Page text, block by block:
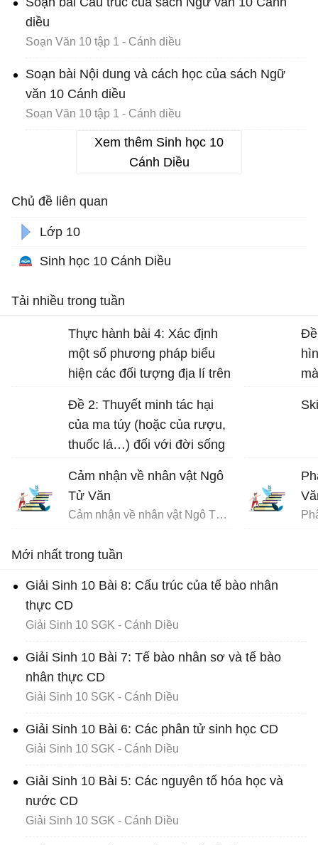
diều
Soạn Văn 10 tập 1 - Cánh diều
Soạn bài Nội dung và cách học của sách Ngữ
văn 10 Cánh diều
Soạn Văn 10 tập 1 - Cánh diều
Xem thêm Sinh học 10
Cánh Diều
Chủ đề liên quan
Lớp 10
Sinh học 10 Cánh Diều
Tải nhiều trong tuần
Thực hành bài 4: Xác định
một số phương pháp biểu
hiện các đối tượng địa lí trên
Đề 2: Thuyết minh tác hại
của ma túy (hoặc của rượu,
thuốc lá…) đối với đời sống
Cảm nhận về nhân vật Ngô
Tử Văn
Cảm nhận về nhân vật Ngô Tử Văn trong bài Chuyện chức phán sự đền Tản Viên
Đề
Mới nhất trong tuần
Giải Sinh 10 Bài 8: Cấu trúc của tế bào nhân
thực CD
Giải Sinh 10 SGK - Cánh Diều
Giải Sinh 10 Bài 7: Tế bào nhân sơ và tế bào
nhân thực CD
Giải Sinh 10 SGK - Cánh Diều
Giải Sinh 10 Bài 6: Các phân tử sinh học CD
Giải Sinh 10 SGK - Cánh Diều
Giải Sinh 10 Bài 5: Các nguyên tố hóa học và
nước CD
Giải Sinh 10 SGK - Cánh Diều